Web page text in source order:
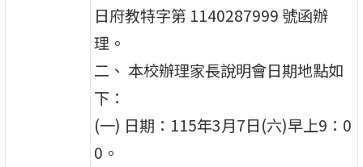
日府教特字第 1140287999 號函辦
理。
二、 本校辦理家長說明會日期地點如
下：
(一) 日期：115年3月7日(六)早上9：0
0。